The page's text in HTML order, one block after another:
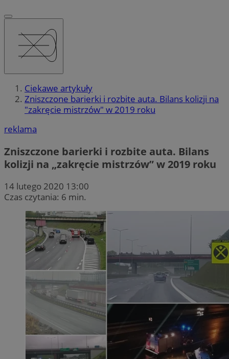
Ciekawe artykuły
Zniszczone barierki i rozbite auta. Bilans kolizji na
"zakręcie mistrzów" w 2019 roku
reklama
Zniszczone barierki i rozbite auta. Bilans
kolizji na „zakręcie mistrzów” w 2019 roku
14 lutego 2020 13:00
Czas czytania: 6 min.